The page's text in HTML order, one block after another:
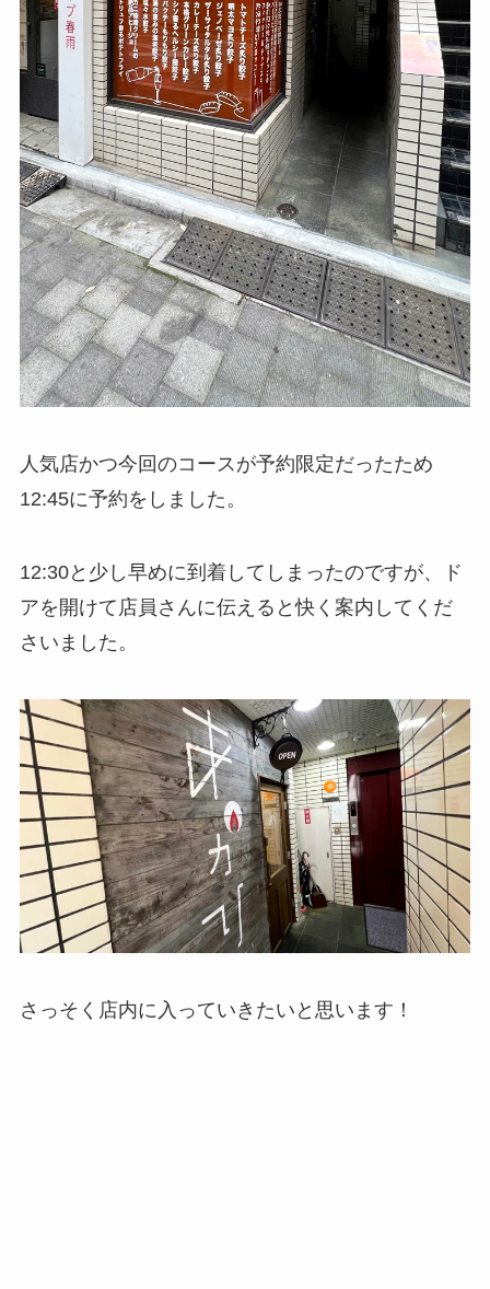
人気店かつ今回のコースが予約限定だったため
12:45に予約をしました。
12:30と少し早めに到着してしまったのですが、ド
アを開けて店員さんに伝えると快く案内してくだ
さいました。
さっそく店内に入っていきたいと思います！